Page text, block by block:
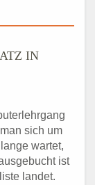
IN
sich um
wartet,
ist
landet.